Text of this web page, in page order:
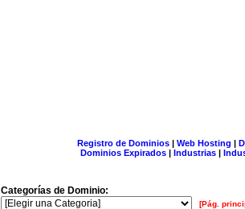
Registro de Dominios| Web Hosting |
Dominios Expirados | Industrias |
Categorías de Dominio:
[Pág.